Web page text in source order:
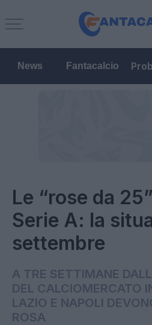
News Fantacalcio
Le “rose da
Serie A: la
settembre
A TRE SETTIMANE
DEL CALCIOMERCATO
LAZIO E NAPOLI
ROSA